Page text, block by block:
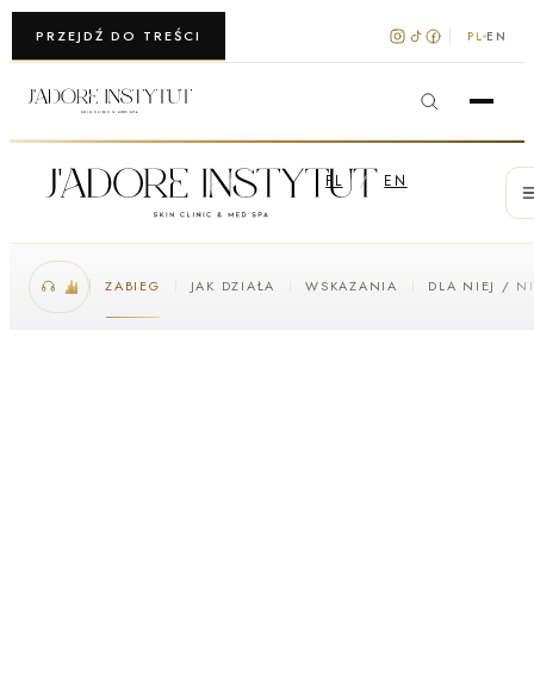
PRZEJDŹ DO TREŚCI
WARSZAWA · KRAKÓW PL EN
PL / EN
ZABIEG JAK DZIAŁA WSKAZANIA DLA NIEJ /